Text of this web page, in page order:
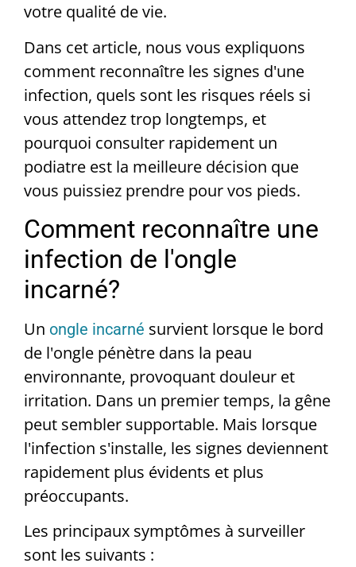
votre qualité de vie.
Dans cet article, nous vous expliquons
comment reconnaître les signes d'une
infection, quels sont les risques réels si
vous attendez trop longtemps, et
pourquoi consulter rapidement un
podiatre est la meilleure décision que
vous puissiez prendre pour vos pieds.
Comment reconnaître une
infection de l'ongle
incarné?
Un ongle incarné survient lorsque le bord
de l'ongle pénètre dans la peau
environnante, provoquant douleur et
irritation. Dans un premier temps, la gêne
peut sembler supportable. Mais lorsque
l'infection s'installe, les signes deviennent
rapidement plus évidents et plus
préoccupants.
Les principaux symptômes à surveiller
sont les suivants :